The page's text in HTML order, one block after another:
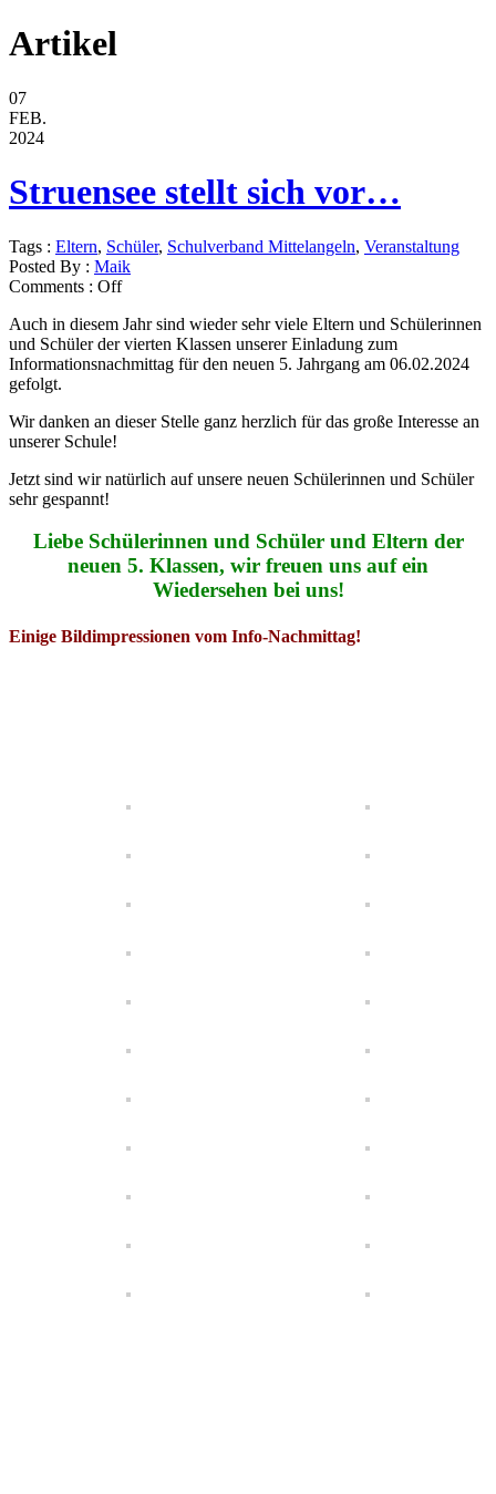
Artikel
07
FEB.
2024
Struensee stellt sich vor…
Tags : Eltern, Schüler, Schulverband Mittelangeln, Veranstaltung
Posted By : Maik
Comments : Off
Auch in diesem Jahr sind wieder sehr viele Eltern und Schülerinnen
und Schüler der vierten Klassen unserer Einladung zum
Informationsnachmittag für den neuen 5. Jahrgang am 06.02.2024
gefolgt.
Wir danken an dieser Stelle ganz herzlich für das große Interesse an
unserer Schule!
Jetzt sind wir natürlich auf unsere neuen Schülerinnen und Schüler
sehr gespannt!
Liebe Schülerinnen und Schüler und Eltern der
neuen 5. Klassen, wir freuen uns auf ein
Wiedersehen bei uns!
Einige Bildimpressionen vom Info-Nachmittag!